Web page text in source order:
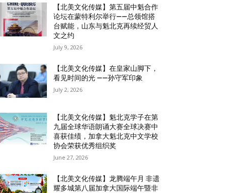
【北美文化传媒】第五届中魁合作
论坛在蒙特利尔举行——总领馆搭
台赋能，山东与魁北克再续经贸人
文之约
July 9, 2026
【北美文化传媒】在皇家山脚下，
看见时间的光 ——孙守军印象
July 2, 2026
【北美文化传媒】魁北克学子在第
九届全球华语朗诵大赛全球决赛中
喜获佳绩，加拿大魁北克中文学校
协会荣获优秀组织奖
June 27, 2026
【北美文化传媒】龙腾端午月 非遗
耀多城第八届加拿大国际端午暨非